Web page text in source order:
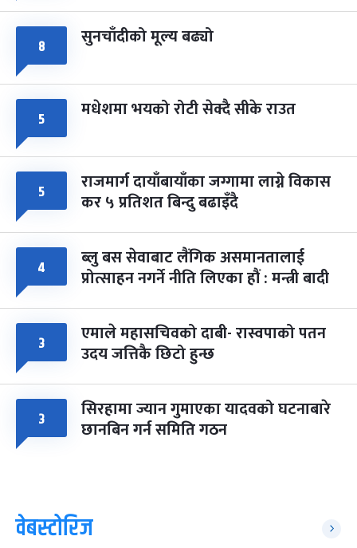
८ सुनचाँदीको मूल्य बढ्यो
५ मधेशमा भयको रोटी सेक्दै सीके राउत
५ राजमार्ग दायाँबायाँका जग्गामा लाग्ने विकास
कर ५ प्रतिशत बिन्दु बढाइँदै
४ ब्लु बस सेवाबाट लैंगिक असमानतालाई
प्रोत्साहन नगर्ने नीति लिएका हौं : मन्त्री बादी
३ एमाले महासचिवको दाबी- रास्वपाको पतन
उदय जत्तिकै छिटो हुन्छ
३ सिरहामा ज्यान गुमाएका यादवको घटनाबारे
छानबिन गर्न समिति गठन
वेबस्टोरिज